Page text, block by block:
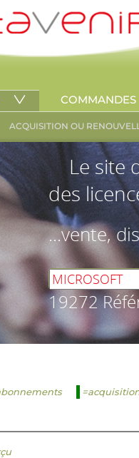
COMMANDES
ACQUISITION OU
Le site
des
...vente,
19272